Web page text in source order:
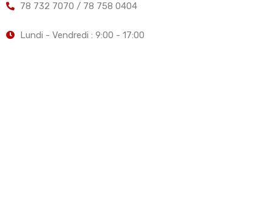
78 732 7070 / 78 758 0404
Lundi - Vendredi : 9:00 - 17:00